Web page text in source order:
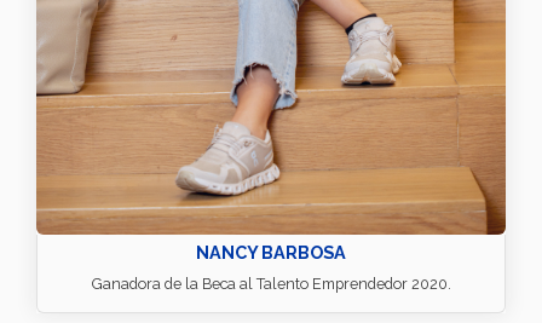
NANCY BARBOSA
Ganadora de la Beca al Talento Emprendedor 2020.